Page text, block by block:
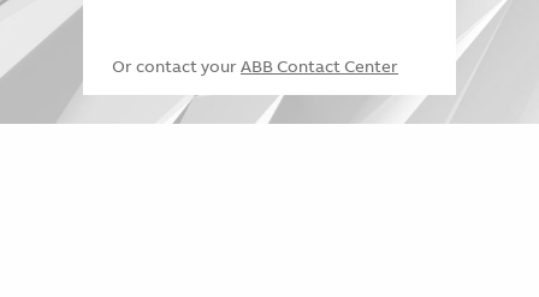
Or contact your ABB Contact Center